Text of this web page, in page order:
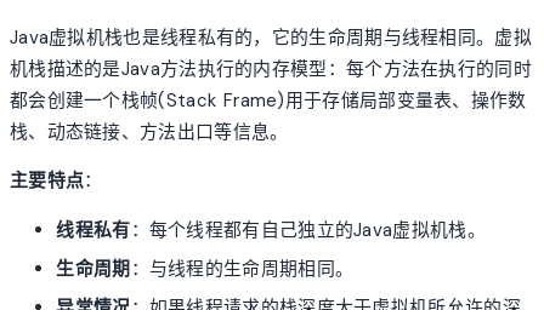
Java虚拟机栈也是线程私有的，它的生命周期与线程相同。虚拟
机栈描述的是Java方法执行的内存模型：每个方法在执行的同时
都会创建一个栈帧(Stack Frame)用于存储局部变量表、操作数
栈、动态链接、方法出口等信息。
主要特点：
线程私有：每个线程都有自己独立的Java虚拟机栈。
生命周期：与线程的生命周期相同。